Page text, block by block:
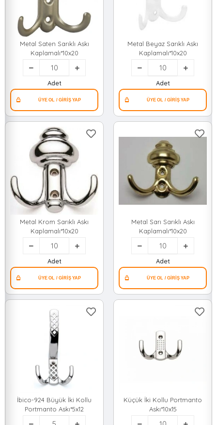
Metal Saten Sarıklı Askı
Kaplamalı*10x20
Adet
Metal Beyaz Sarıklı Askı
Kaplamalı*10x20
Adet
Metal Krom Sarıklı Askı
Kaplamalı*10x20
Adet
Metal Sarı Sarıklı Askı
Kaplamalı*10x20
Adet
İbico-924 Büyük İki Kollu
Portmanto Askı*5x12
Küçük İki Kollu Portmanto
Askı*10x15